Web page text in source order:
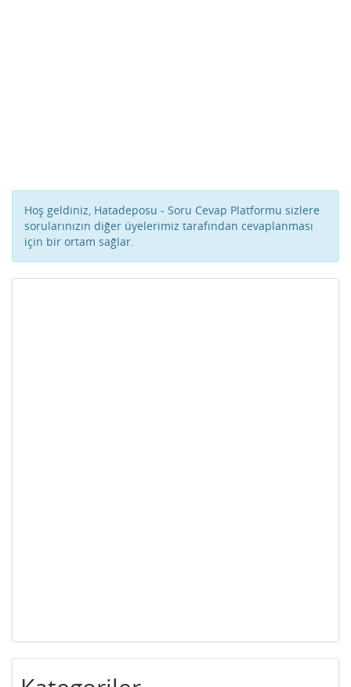
Hoş geldiniz, Hatadeposu - Soru Cevap Platformu sizlere
sorularınızın diğer üyelerimiz tarafından cevaplanması
için bir ortam sağlar.